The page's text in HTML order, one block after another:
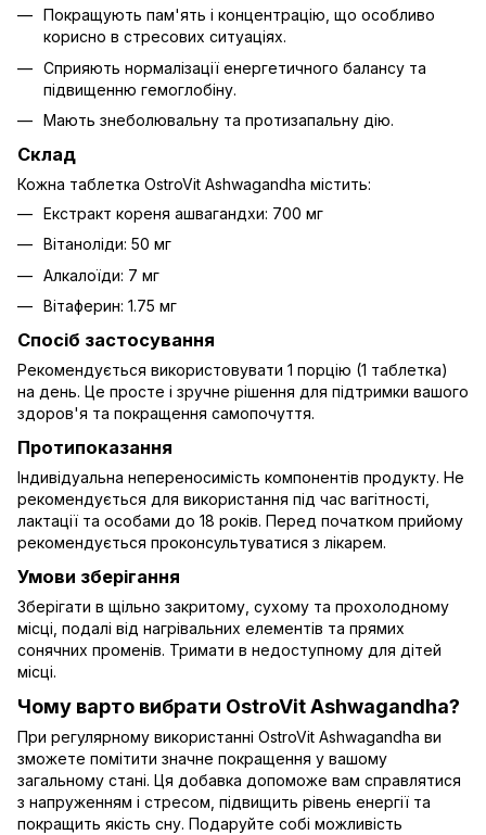
Покращують пам'ять і концентрацію, що особливо
корисно в стресових ситуаціях.
Сприяють нормалізації енергетичного балансу та
підвищенню гемоглобіну.
Мають знеболювальну та протизапальну дію.
Склад
Кожна таблетка OstroVit Ashwagandha містить:
Екстракт кореня ашвагандхи: 700 мг
Вітаноліди: 50 мг
Алкалоїди: 7 мг
Вітаферин: 1.75 мг
Спосіб застосування
Рекомендується використовувати 1 порцію (1 таблетка)
на день. Це просте і зручне рішення для підтримки вашого
здоров'я та покращення самопочуття.
Протипоказання
Індивідуальна непереносимість компонентів продукту. Не
рекомендується для використання під час вагітності,
лактації та особами до 18 років. Перед початком прийому
рекомендується проконсультуватися з лікарем.
Умови зберігання
Зберігати в щільно закритому, сухому та прохолодному
місці, подалі від нагрівальних елементів та прямих
сонячних променів. Тримати в недоступному для дітей
місці.
Чому варто вибрати OstroVit Ashwagandha?
При регулярному використанні OstroVit Ashwagandha ви
зможете помітити значне покращення у вашому
загальному стані. Ця добавка допоможе вам справлятися
з напруженням і стресом, підвищить рівень енергії та
покращить якість сну. Подаруйте собі можливість